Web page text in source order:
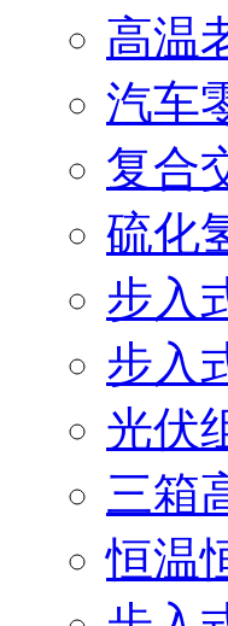
高温
汽车
复合
硫化
步入
步入
光伏
三箱
恒温